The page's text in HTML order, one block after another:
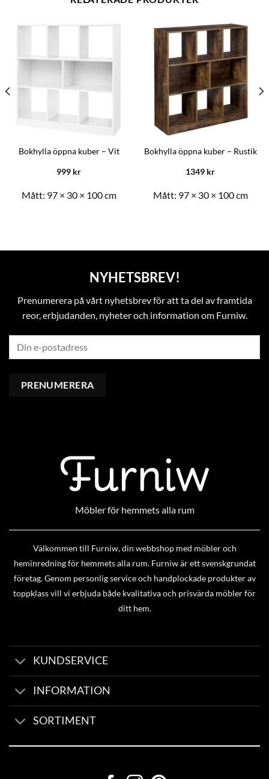
Bokhylla öppna kuber – Vit
999 kr
Mått: 97 × 30 × 100 cm
Bokhylla öppna kuber – Rustik
1349 kr
Mått: 97 × 30 × 100 cm
NYHETSBREV!
Prenumerera på vårt nyhetsbrev för att ta del av framtida
reor, erbjudanden, nyheter och information om Furniw.
Möbler för hemmets alla rum
Välkommen till Furniw, din webbshop med möbler och
heminredning för hemmets alla rum. Furniw är ett svenskgrundat
företag. Genom personlig service och handplockade produkter av
toppklass vill vi erbjuda både kvalitativa och prisvärda möbler för
ditt hem.
KUNDSERVICE
INFORMATION
SORTIMENT